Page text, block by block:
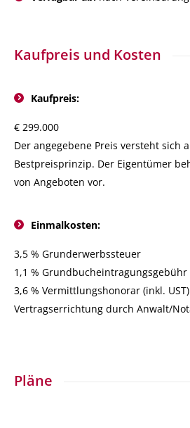
Kaufpreis und Kosten
Kaufpreis:
€ 299.000
Der angegebene Preis versteht sich
Bestpreisprinzip. Der Eigentümer
von Angeboten vor.
Einmalkosten:
3,5 % Grunderwerbssteuer
1,1 % Grundbucheintragungsgebühr
3,6 % Vermittlungshonorar (inkl. UST)
Vertragserrichtung durch Anwalt/
Pläne